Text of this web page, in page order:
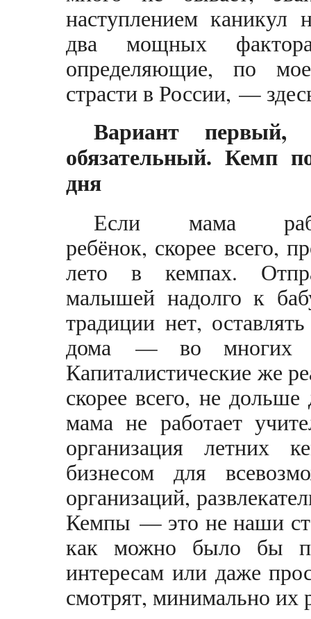
наступлением каникул
два мощных
определяющие, по
страсти в России, —
Вариант первый,
обязательный. Кемп
дня
Если мама
ребёнок, скорее всего,
лето в кемпах.
малышей надолго к
традиции нет,
дома — во многих
Капиталистические же
скорее всего, не
мама не работает
организация летних
бизнесом для
организаций,
Кемпы — это не наши
как можно было бы
интересам или даже
смотрят, минимально их